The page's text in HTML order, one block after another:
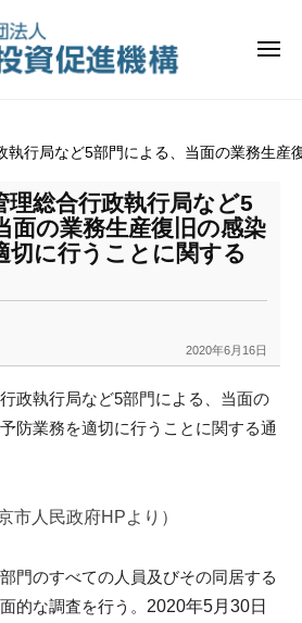
メ
執行局など5部門による、当面の業務生
理総合行政執行局など5
面の業務生産復旧の感染
切に行うことに関する
2020年6月16日
政執行局など5部門による、当面の
防業務を適切に行うことに関する通
市人民政府HPより）
門のすべての人員及びその同居する
的な調査を行う。 2020年5月30日